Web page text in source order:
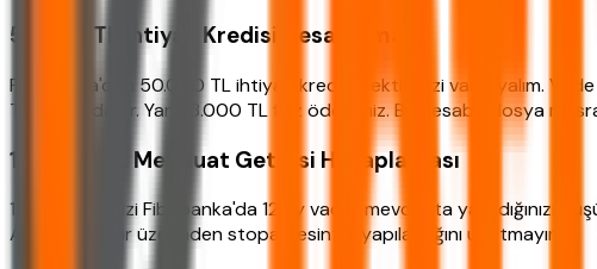
50.000 TL İhtiyaç Kredisi Hesaplaması
Fibabanka'dan 50.000 TL ihtiyaç kredisi çektiğinizi varsayalım.
TL civarındadır. Yani 13.000 TL faiz ödersiniz. Bu hesaba dosya
100.000 TL Mevduat Getirisi Hesaplaması
100.000 TL'nizi Fibabanka'da 12 ay vadeli mevduata yatırdığınızı
Ancak bu gelir üzerinden stopaj kesintisi yapılacağını unutmayın.